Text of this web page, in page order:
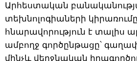
Արհեստական
տեխնոլոգիաների կիրառումը
հնարավորություն է
ամբողջ գործընթացը՝
մինչև վերջնական